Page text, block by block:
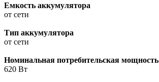
Емкость аккумулятора
от сети
Тип аккумулятора
от сети
Номинальная потребительская мощность
620 Вт